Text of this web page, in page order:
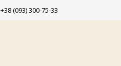
+38 (093) 300-75-33